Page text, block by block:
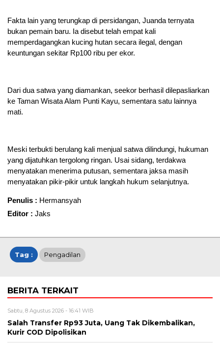
Fakta lain yang terungkap di persidangan, Juanda ternyata
bukan pemain baru. Ia disebut telah empat kali
memperdagangkan kucing hutan secara ilegal, dengan
keuntungan sekitar Rp100 ribu per ekor.
Dari dua satwa yang diamankan, seekor berhasil dilepasliarkan
ke Taman Wisata Alam Punti Kayu, sementara satu lainnya
mati.
Meski terbukti berulang kali menjual satwa dilindungi, hukuman
yang dijatuhkan tergolong ringan. Usai sidang, terdakwa
menyatakan menerima putusan, sementara jaksa masih
menyatakan pikir-pikir untuk langkah hukum selanjutnya.
Penulis : Hermansyah
Editor : Jaks
Tag : Pengadilan
BERITA TERKAIT
Sabtu, 8 Agustus 2026 - 16:41 WIB
Salah Transfer Rp93 Juta, Uang Tak Dikembalikan,
Kurir COD Dipolisikan